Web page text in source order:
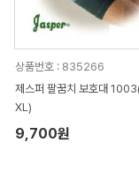
상품번호 : 835266
제스퍼 팔꿈치 보호대
XL)
9,700원